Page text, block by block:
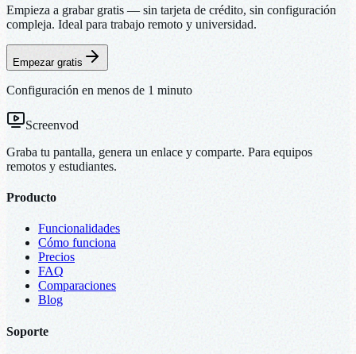
Empieza a grabar gratis — sin tarjeta de crédito, sin configuración
compleja. Ideal para trabajo remoto y universidad.
Empezar gratis
Configuración en menos de 1 minuto
Screenvod
Graba tu pantalla, genera un enlace y comparte. Para equipos
remotos y estudiantes.
Producto
Funcionalidades
Cómo funciona
Precios
FAQ
Comparaciones
Blog
Soporte